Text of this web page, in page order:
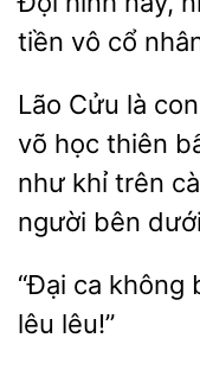
tiền vô cổ
Lão Cửu con
võ học thiên
như khỉ trên
người bên
“Đại ca không
lêu